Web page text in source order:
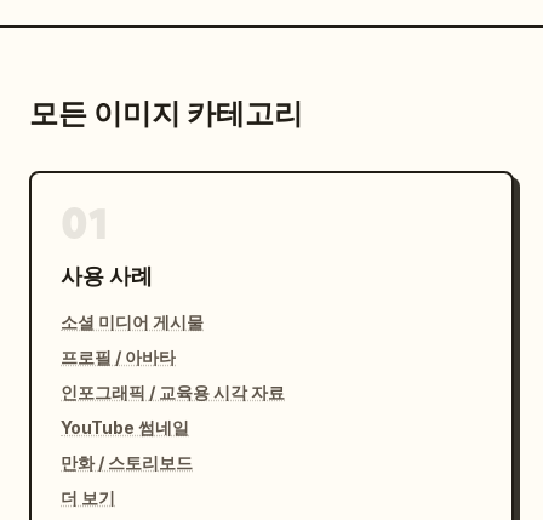
모든 이미지 카테고리
사용 사례
소셜 미디어 게시물
프로필 / 아바타
인포그래픽 / 교육용 시각 자료
YouTube 썸네일
만화 / 스토리보드
더 보기